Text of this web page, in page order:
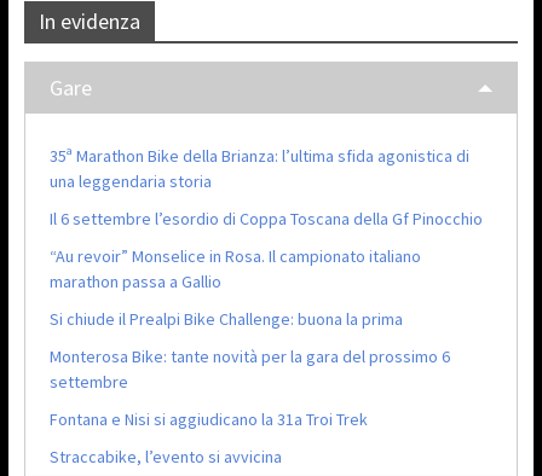
In evidenza
Gare
35ª Marathon Bike della Brianza: l’ultima sfida agonistica di
una leggendaria storia
Il 6 settembre l’esordio di Coppa Toscana della Gf Pinocchio
“Au revoir” Monselice in Rosa. Il campionato italiano
marathon passa a Gallio
Si chiude il Prealpi Bike Challenge: buona la prima
Monterosa Bike: tante novità per la gara del prossimo 6
settembre
Fontana e Nisi si aggiudicano la 31a Troi Trek
Straccabike, l’evento si avvicina